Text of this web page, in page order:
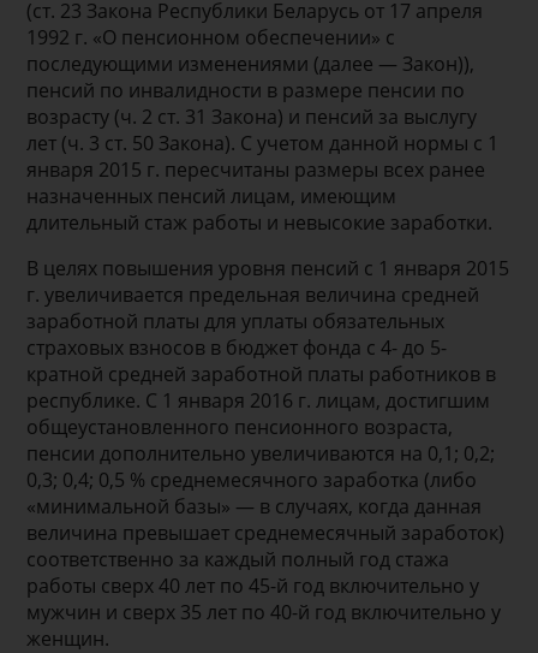
(ст. 23 Закона Республики Беларусь от 17 апреля
1992 г. «О пенсионном обеспечении» с
последующими изменениями (далее — Закон)),
пенсий по инвалидности в размере пенсии по
возрасту (ч. 2 ст. 31 Закона) и пенсий за выслугу
лет (ч. 3 ст. 50 Закона). С учетом данной нормы с 1
января 2015 г. пересчитаны размеры всех ранее
назначенных пенсий лицам, имеющим
длительный стаж работы и невысокие заработки.
В целях повышения уровня пенсий с 1 января 2015
г. увеличивается предельная величина средней
заработной платы для уплаты обязательных
страховых взносов в бюджет фонда с 4- до 5-
кратной средней заработной платы работников в
республике. С 1 января 2016 г. лицам, достигшим
общеустановленного пенсионного возраста,
пенсии дополнительно увеличиваются на 0,1; 0,2;
0,3; 0,4; 0,5 % среднемесячного заработка (либо
«минимальной базы» — в случаях, когда данная
величина превышает среднемесячный заработок)
соответственно за каждый полный год стажа
работы сверх 40 лет по 45-й год включительно у
мужчин и сверх 35 лет по 40-й год включительно у
женщин.